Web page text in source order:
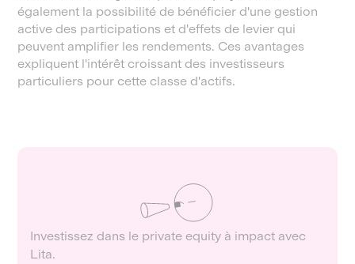
également la possibilité de bénéficier d'une gestion
active des participations et d'effets de levier qui
peuvent amplifier les rendements. Ces avantages
expliquent l'intérêt croissant des investisseurs
particuliers pour cette classe d'actifs.
Investissez dans le private equity à impact avec
Lita.